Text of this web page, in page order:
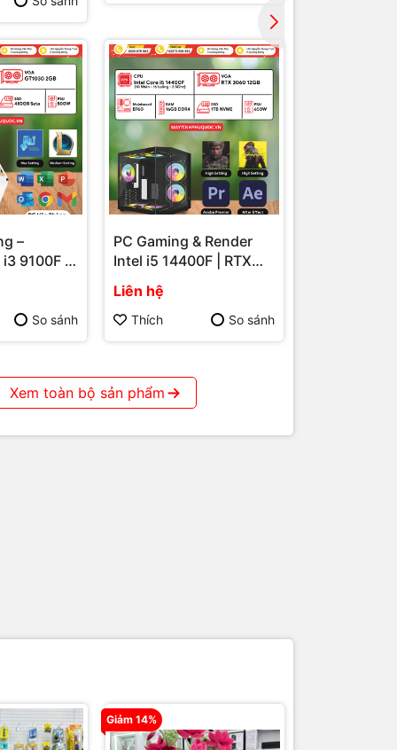
–
9100F |
Định –
Tính
QuốcSo sánh
PC Gaming & Render
Intel i5 14400F | RTX
3060 12GB – Hiệu Năng
Mạnh Mẽ Cho Game Và
Đồ Họa Tại Phú Quốc
Liên hệ
Thích So sánh
Xem toàn bộ sản phẩm
Giảm 14%